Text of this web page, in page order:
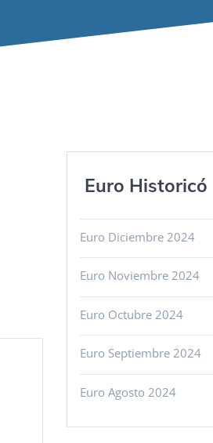
Euro Historicó
Euro Diciembre 2024
Euro Noviembre 2024
Euro Octubre 2024
Euro Septiembre 2024
Euro Agosto 2024